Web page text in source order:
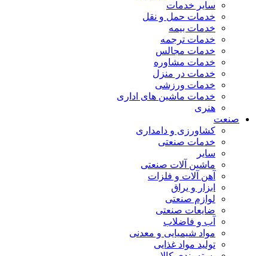
سایر خدمات
خدمات حمل و نقل
خدمات بیمه
خدمات ترجمه
خدمات مجالس
خدمات مشاوره
خدمات در منزل
خدمات ورزشی
خدمات ماشین های اداری
هنری
صنعت
کشاورزی و دامداری
خدمات صنعتی
سایر
ماشین آلات صنعتی
آهن آلات و فلزات
ابزار و یراق
لوازم صنعتی
ضایعات صنعتی
آب و فاضلاب
مواد شیمیایی و معدنی
تولید مواد غذایی